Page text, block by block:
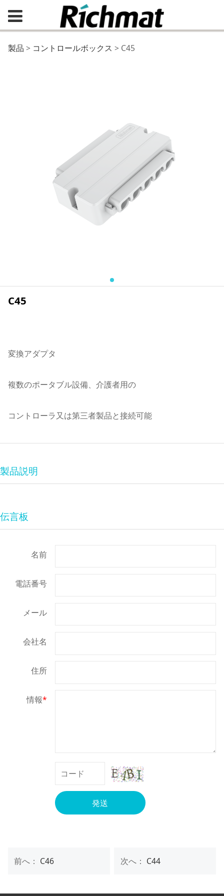
C45
製品 > コントロールボックス > C45
C45
変換アダプタ
複数のポータブル設備、介護者用の
コントローラ又は第三者製品と接続可能
製品説明
伝言板
名前
電話番号
メール
会社名
住所
情報*
発送
前へ： C46 次へ： C44